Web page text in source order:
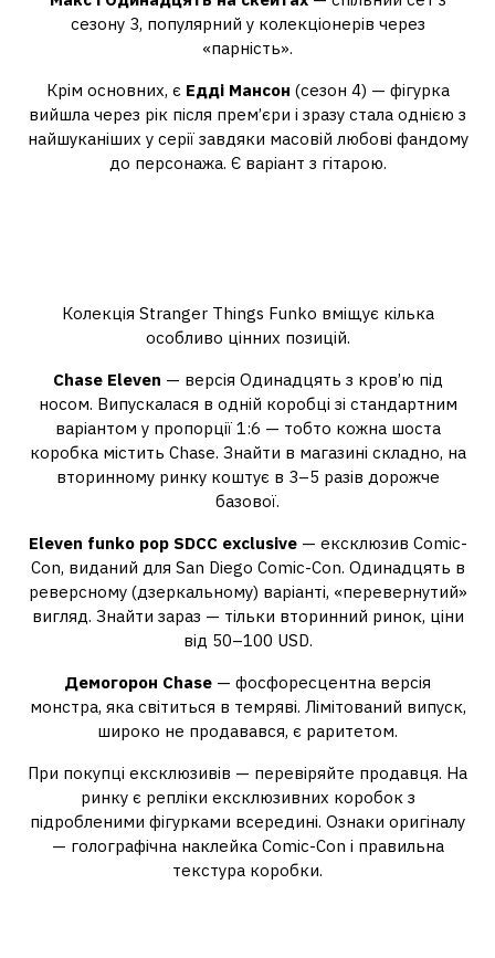
сезону 3, популярний у колекціонерів через
«парність».
Крім основних, є Едді Мансон (сезон 4) — фігурка
вийшла через рік після прем’єри і зразу стала однією з
найшуканіших у серії завдяки масовій любові фандому
до персонажа. Є варіант з гітарою.
Колекція Stranger Things Funko вміщує кілька
особливо цінних позицій.
Chase Eleven — версія Одинадцять з кров’ю під
носом. Випускалася в одній коробці зі стандартним
варіантом у пропорції 1:6 — тобто кожна шоста
коробка містить Chase. Знайти в магазині складно, на
вторинному ринку коштує в 3–5 разів дорожче
базової.
Eleven funko pop SDCC exclusive— ексклюзив Comic-
Con, виданий для San Diego Comic-Con. Одинадцять в
реверсному (дзеркальному) варіанті, «перевернутий»
вигляд. Знайти зараз — тільки вторинний ринок, ціни
від 50–100 USD.
Демогорон Chase — фосфоресцентна версія
монстра, яка світиться в темряві. Лімітований випуск,
широко не продавався, є раритетом.
При покупці ексклюзивів — перевіряйте продавця. На
ринку є репліки ексклюзивних коробок з
підробленими фігурками всередині. Ознаки оригіналу
— голографічна наклейка Comic-Con і правильна
текстура коробки.